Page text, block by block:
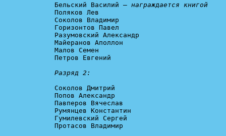
Бельский Василий – награждается книгой
Поляков Лев
Соколов Владимир
Горизонтов Павел
Разумовский Александр
Майеранов Аполлон
Малов Семен
Петров Евгений
Разряд 2:
Соколов Дмитрий
Попов Александр
Павперов Вячеслав
Румянцев Константин
Гумилевский Сергей
Протасов Владимир